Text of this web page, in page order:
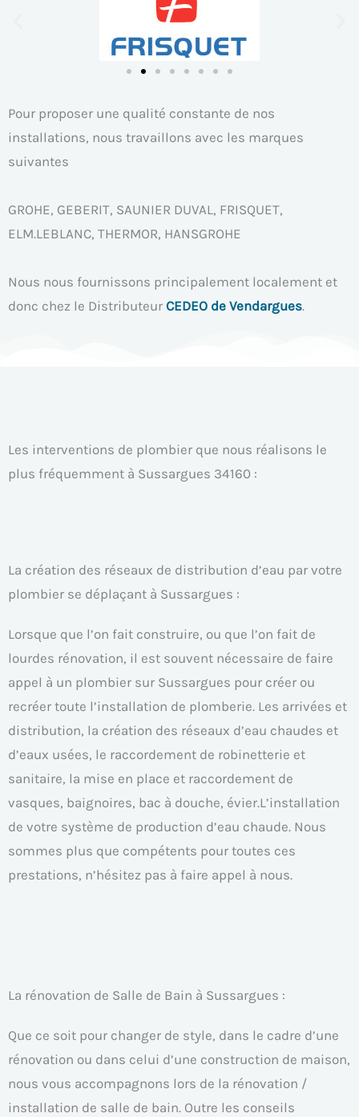
Pour proposer une qualité constante de nos
installations, nous travaillons avec les marques
suivantes
GROHE, GEBERIT, SAUNIER DUVAL, FRISQUET,
ELM.LEBLANC, THERMOR, HANSGROHE
Nous nous fournissons principalement localement et
donc chez le Distributeur CEDEO de Vendargues.
Les interventions de plombier que nous réalisons le
plus fréquemment à Sussargues 34160 :
La création des réseaux de distribution d’eau par votre
plombier se déplaçant à Sussargues :
Lorsque que l’on fait construire, ou que l’on fait de
lourdes rénovation, il est souvent nécessaire de faire
appel à un plombier sur Sussargues pour créer ou
recréer toute l’installation de plomberie. Les arrivées et
distribution, la création des réseaux d’eau chaudes et
d’eaux usées, le raccordement de robinetterie et
sanitaire, la mise en place et raccordement de
vasques, baignoires, bac à douche, évier.L’installation
de votre système de production d’eau chaude. Nous
sommes plus que compétents pour toutes ces
prestations, n’hésitez pas à faire appel à nous.
La rénovation de Salle de Bain à Sussargues :
Que ce soit pour changer de style, dans le cadre d’une
rénovation ou dans celui d’une construction de maison,
nous vous accompagnons lors de la rénovation /
installation de salle de bain. Outre les conseils